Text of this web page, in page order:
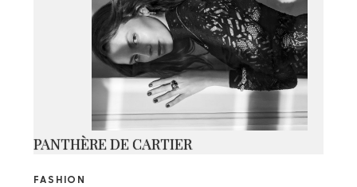
PANTHÈRE DE CARTIER
FASHION